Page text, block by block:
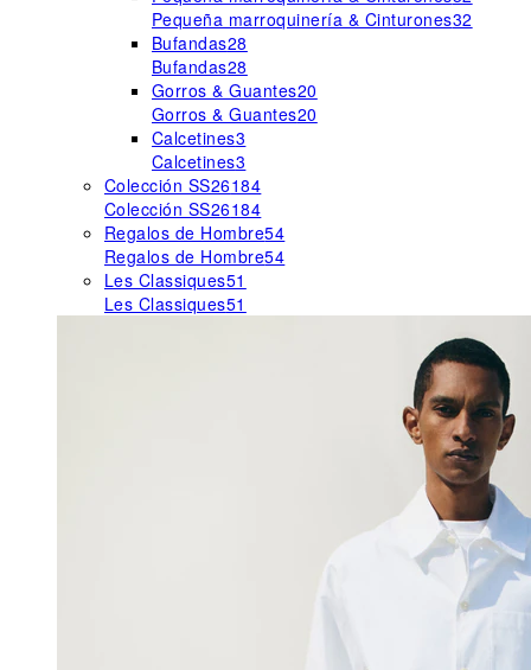
Pequeña marroquinería & Cinturones32
Bufandas28
Bufandas28
Gorros & Guantes20
Gorros & Guantes20
Calcetines3
Calcetines3
Colección SS26184
Colección SS26184
Regalos de Hombre54
Regalos de Hombre54
Les Classiques51
Les Classiques51